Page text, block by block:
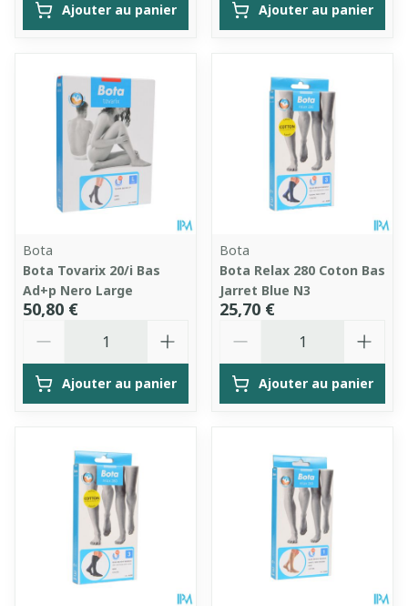
Ajouter au panier Ajouter au panier
Bota
Bota Tovarix 20/i Bas
Ad+p Nero Large
50,80 €
Ajouter au panier
Bota
Bota Relax 280 Coton Bas
Jarret Blue N3
25,70 €
Ajouter au panier